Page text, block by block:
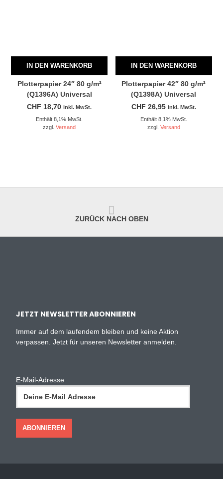
IN DEN WARENKORB
Plotterpapier 24″ 80 g/m²
(Q1396A) Universal
CHF 18,70 inkl. MwSt.
Enthält 8,1% MwSt.
zzgl.Versand
IN DEN WARENKORB
Plotterpapier 42″ 80 g/m²
(Q1398A) Universal
CHF 26,95 inkl. MwSt.
Enthält 8,1% MwSt.
zzgl. Versand
ZURÜCK NACH OBEN
JETZT NEWSLETTER ABONNIEREN
Immer auf dem laufendem bleiben und keine Aktion
verpassen. Jetzt für unseren Newsletter anmelden.
E-Mail-Adresse